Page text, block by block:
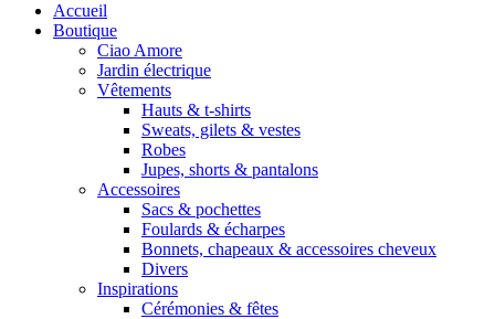
Accueil
Boutique
Ciao Amore
Jardin électrique
Vêtements
Hauts & t-shirts
Sweats, gilets & vestes
Robes
Jupes, shorts & pantalons
Accessoires
Sacs & pochettes
Foulards & écharpes
Bonnets, chapeaux & accessoires cheveux
Divers
Inspirations
Cérémonies & fêtes